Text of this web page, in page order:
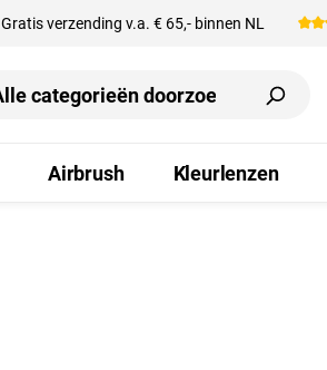
Gratis verzending v.a. € 65,- binnen NL
Airbrush Kleurlenzen